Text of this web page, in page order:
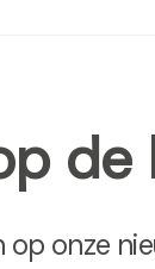
de
op onze